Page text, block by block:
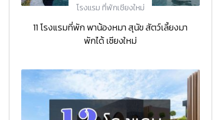
โรงแรม ที่พักเชียงใหม่
11 โรงแรมที่พัก พาน้องหมา สุนัข สัตว์เลี้ยงมา
พักได้ เชียงใหม่